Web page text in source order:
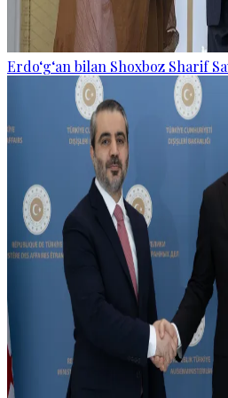
Erdo‘g‘an bilan Shoxboz Sharif